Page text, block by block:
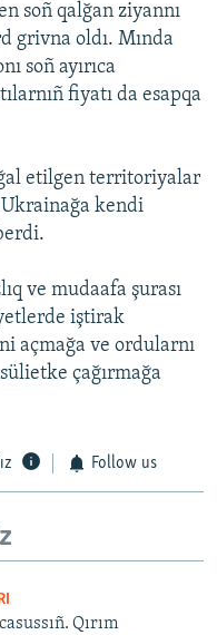
soñ qalğan ziyannı
grivna oldı. Mında
soñ ayırıca
fiyatı da esapqa
etilgen territoriyalar
kendi
ve mudaafa şurası
iştirak
açmağa ve ordularnı
çağırmağa
Follow us
Qırım